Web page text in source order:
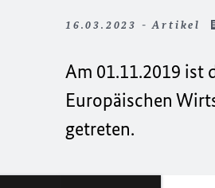
16.03.2023 - Artikel
Am 01.11.2019 ist
Europäischen
getreten.